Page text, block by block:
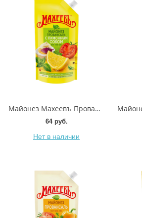
Майонез Махеевъ Провансаль лимонный сок 67% 190мл
64 руб.
Нет в наличии